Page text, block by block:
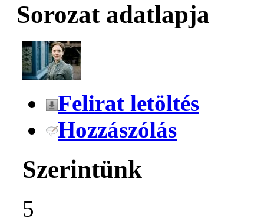
Sorozat adatlapja
Felirat letöltés
Hozzászólás
Szerintünk
5